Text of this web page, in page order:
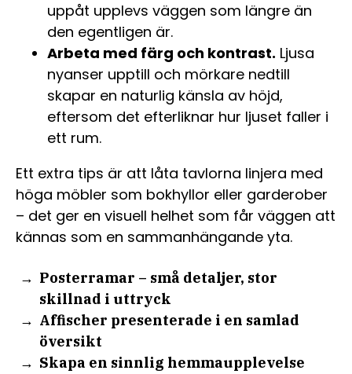
uppåt upplevs väggen som längre än
den egentligen är.
Arbeta med färg och kontrast. Ljusa
nyanser upptill och mörkare nedtill
skapar en naturlig känsla av höjd,
eftersom det efterliknar hur ljuset faller i
ett rum.
Ett extra tips är att låta tavlorna linjera med
höga möbler som bokhyllor eller garderober
– det ger en visuell helhet som får väggen att
kännas som en sammanhängande yta.
Posterramar – små detaljer, stor
skillnad i uttryck
Affischer presenterade i en samlad
översikt
Skapa en sinnlig hemmaupplevelse